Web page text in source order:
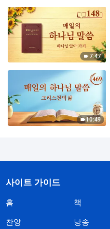
7:47
10:49
사이트 가이드
홈 책
찬양 낭송